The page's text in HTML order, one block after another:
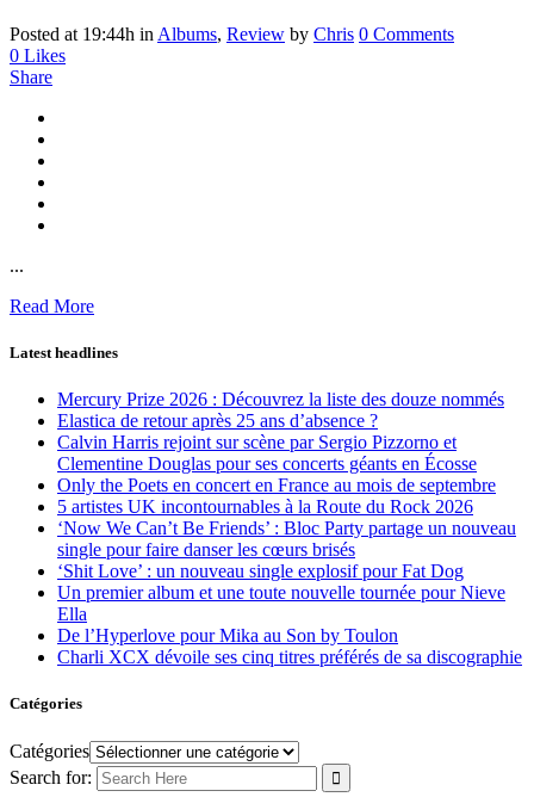
Posted at 19:44h in Albums, Review by Chris 0 Comments
0 Likes
Share
...
Read More
Latest headlines
Mercury Prize 2026 : Découvrez la liste des douze nommés
Elastica de retour après 25 ans d’absence ?
Calvin Harris rejoint sur scène par Sergio Pizzorno et
Clementine Douglas pour ses concerts géants en Écosse
Only the Poets en concert en France au mois de septembre
5 artistes UK incontournables à la Route du Rock 2026
‘Now We Can’t Be Friends’ : Bloc Party partage un nouveau
single pour faire danser les cœurs brisés
‘Shit Love’ : un nouveau single explosif pour Fat Dog
Un premier album et une toute nouvelle tournée pour Nieve
Ella
De l’Hyperlove pour Mika au Son by Toulon
Charli XCX dévoile ses cinq titres préférés de sa discographie
Catégories
Catégories
Search for: